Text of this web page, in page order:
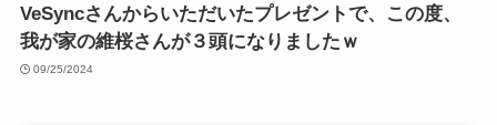
VeSyncさんからいただいたプレゼントで、この度、
我が家の維桜さんが３頭になりましたｗ
09/25/2024